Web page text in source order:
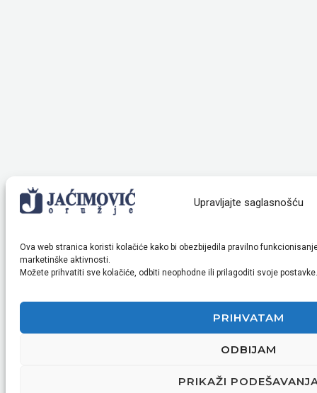
Upravljajte saglasnošću
Ova web stranica koristi kolačiće kako bi obezbijedila pravilno
marketinške aktivnosti.
Možete prihvatiti sve kolačiće, odbiti neophodne ili prilagoditi svoje postavke.
PRIHVATAM
ODBIJAM
PRIKAŽI